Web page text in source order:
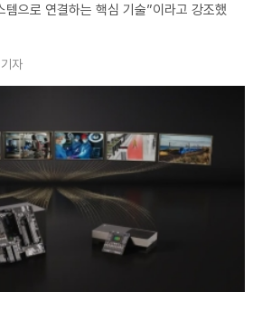
으로 연결하는 핵심 기술”이라고 강조했
자